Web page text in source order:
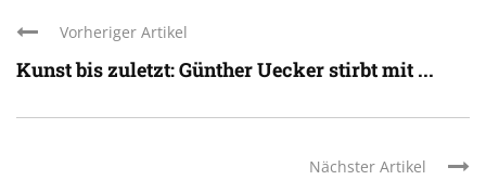
Vorheriger Artikel
Kunst bis zuletzt: Günther Uecker stirbt mit ...
Nächster Artikel